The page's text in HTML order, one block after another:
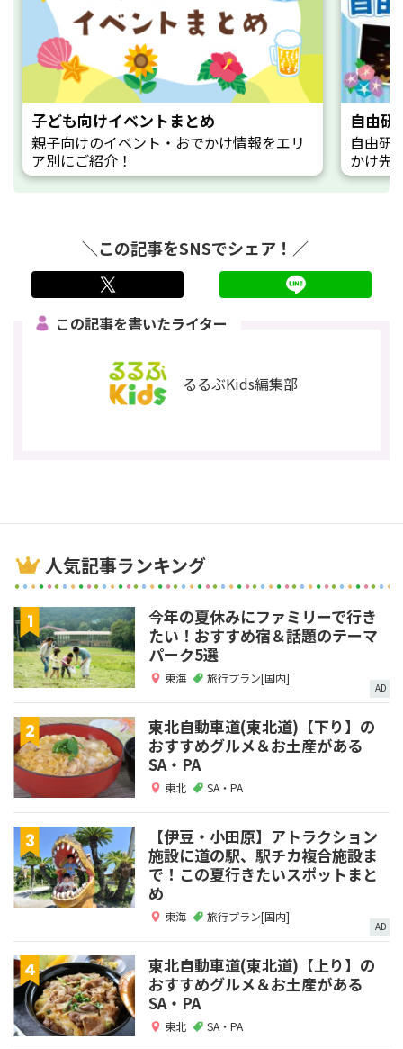
子ども向けイベントまとめ
親子向けのイベント・おでかけ情報をエリ
ア別にご紹介！
自由研
自由研
かけ先
＼この記事をSNSでシェア！／
この記事を書いたライター
るるぶKids編集部
人気記事ランキング
今年の夏休みにファミリーで行き
たい！おすすめ宿＆話題のテーマ
パーク5選
東海 旅行プラン[国内]
AD
東北自動車道(東北道)【下り】の
おすすめグルメ＆お土産がある
SA・PA
東北 SA・PA
【伊豆・小田原】アトラクション
施設に道の駅、駅チカ複合施設ま
で！この夏行きたいスポットまと
め
東海 旅行プラン[国内]
AD
東北自動車道(東北道)【上り】の
おすすめグルメ＆お土産がある
SA・PA
東北 SA・PA